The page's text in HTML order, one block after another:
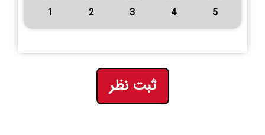
1 2 3 4 5
ثبت نظر